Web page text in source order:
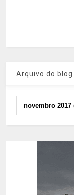
Arquivo do blog